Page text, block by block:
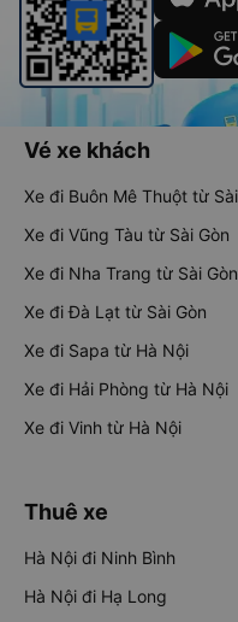
Vé xe khách
Xe đi Buôn Mê Thuột từ
Xe đi Vũng Tàu từ Sài Gòn
Xe đi Nha Trang từ Sài Gòn
Xe đi Đà Lạt từ Sài Gòn
Xe đi Sapa từ Hà Nội
Xe đi Hải Phòng từ Hà Nội
Xe đi Vinh từ Hà Nội
Thuê xe
Hà Nội đi Ninh Bình
Hà Nội đi Hạ Long